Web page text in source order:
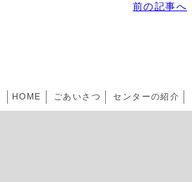
前の記事へ
HOME ごあいさつ センターの紹介